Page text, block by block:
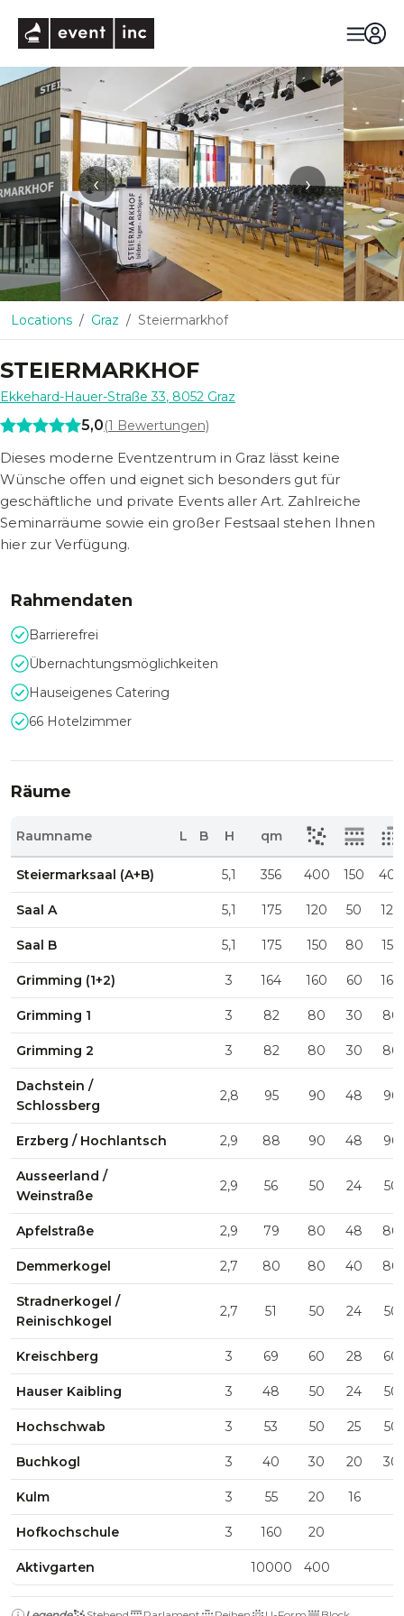
‹ ›
Locations Graz Steiermarkhof
STEIERMARKHOF
Ekkehard-Hauer-Straße 33, 8052 Graz
5,0(1 Bewertungen)
Dieses moderne Eventzentrum in Graz lässt keine
Wünsche offen und eignet sich besonders gut für
geschäftliche und private Events aller Art. Zahlreiche
Seminarräume sowie ein großer Festsaal stehen Ihnen
hier zur Verfügung.
Rahmendaten
Barrierefrei
Übernachtungsmöglichkeiten
Hauseigenes Catering
66 Hotelzimmer
Räume
Raumname L B H qm
Steiermarksaal (A+B) 5,1 356 400 150 400
Saal A 5,1 175 120 50 120
Saal B 5,1 175 150 80 150
Grimming (1+2) 3 164 160 60 160
Grimming 1 3 82 80 30 80
Grimming 2 3 82 80 30 80
Dachstein /
Schlossberg
2,8 95 90 48 90
Erzberg / Hochlantsch 2,9 88 90 48 90
Ausseerland /
Weinstraße
2,9 56 50 24 50
Apfelstraße 2,9 79 80 48 80
Demmerkogel 2,7 80 80 40 80
Stradnerkogel /
Reinischkogel
2,7 51 50 24 50
Kreischberg 3 69 60 28 60
Hauser Kaibling 3 48 50 24 50
Hochschwab 3 53 50 25 50
Buchkogl 3 40 30 20 30
Kulm 3 55 20 16
Hofkochschule 3 160 20
Aktivgarten 10000 400